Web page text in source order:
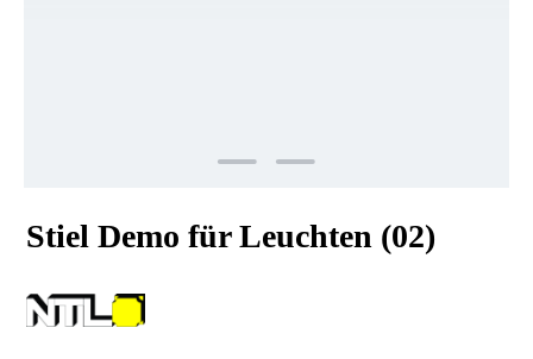
Stiel Demo für Leuchten (02)